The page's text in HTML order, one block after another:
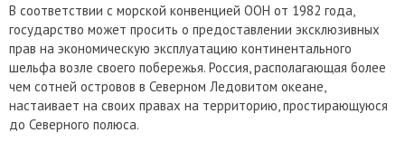
В соответствии с морской конвенцией ООН от 1982 года,
государство может просить о предоставлении эксклюзивных
прав на экономическую эксплуатацию континентального
шельфа возле своего побережья. Россия, располагающая более
чем сотней островов в Северном Ледовитом океане,
настаивает на своих правах на территорию, простирающуюся
до Северного полюса.